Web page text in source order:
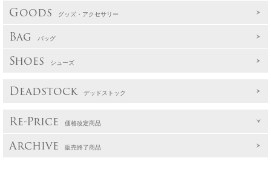
Goods グッズ・アクセサリー
Bag バッグ
Shoes シューズ
Deadstock デッドストック
Re-Price 価格改定商品
Archive 販売終了商品